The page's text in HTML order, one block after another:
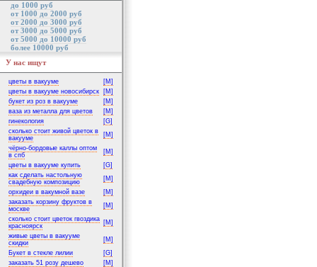
до 1000 руб
от 1000 до 2000 руб
от 2000 до 3000 руб
от 3000 до 5000 руб
от 5000 до 10000 руб
более 10000 руб
У нас ищут
цветы в вакууме
[M]
цветы в вакууме новосибирск
[M]
букет из роз в вакууме
[M]
ваза из металла для цветов
[M]
гинекология
[G]
сколько стоит живой цветок в
вакууме
[M]
чёрно-бордовые каллы оптом
в спб
[M]
цветы в вакууме купить
[G]
как сделать настольную
свадебную композицию
[M]
орхидеи в вакумной вазе
[M]
заказать корзину фруктов в
москве
[M]
сколько стоит цветок гвоздика
красноярск
[M]
живые цветы в вакууме
скидки
[M]
Букет в стекле лилии
[G]
заказать 51 розу дешево
[M]